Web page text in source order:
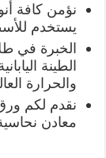
نؤمن كافة
يستخدم
الخبرة في
الطينة
والحرارة
نقدم لكم
معادن